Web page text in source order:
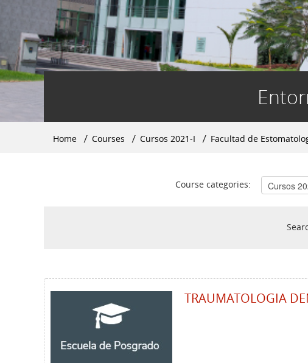
Home ▶︎ Courses ▶︎ Cursos 2021-I ▶︎ Facultad de
Course categories:
TRAUMATOLOGIA